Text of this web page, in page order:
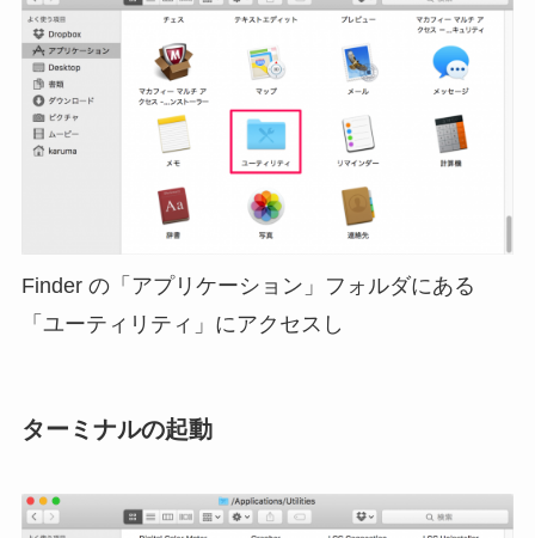
Finder の「アプリケーション」フォルダにある
「ユーティリティ」にアクセスし
ターミナルの起動